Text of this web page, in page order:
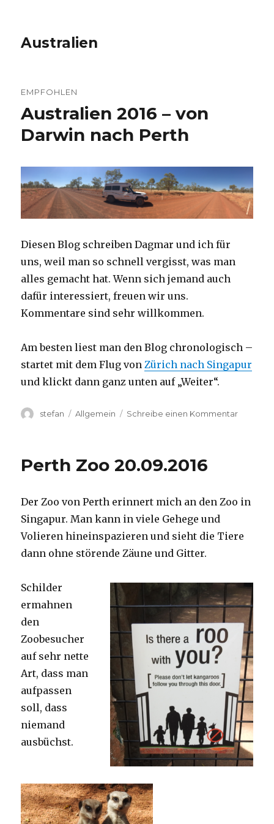
Australien
EMPFOHLEN
Australien 2016 – von
Darwin nach Perth
Diesen Blog schreiben Dagmar und ich für
uns, weil man so schnell vergisst, was man
alles gemacht hat. Wenn sich jemand auch
dafür interessiert, freuen wir uns.
Kommentare sind sehr willkommen.
Am besten liest man den Blog chronologisch –
startet mit dem Flug vonZürich nach Singapur
und klickt dann ganz unten auf „Weiter“.
Autor
stefan Kategorien
Allgemein Schreibe einen Kommentarzu
Perth
Perth Zoo 20.09.2016
Der Zoo von Perth erinnert mich an den Zoo in
Singapur. Man kann in viele Gehege und
Volieren hineinspazieren und sieht die Tiere
dann ohne störende Zäune und Gitter.
Schilder
ermahnen
den
Zoobesucher
auf sehr nette
Art, dass man
aufpassen
soll, dass
niemand
ausbüchst.